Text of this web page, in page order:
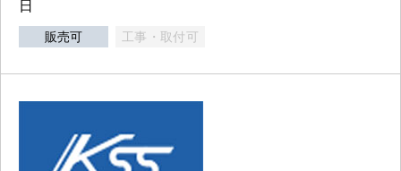
日
販売可 工事・取付可